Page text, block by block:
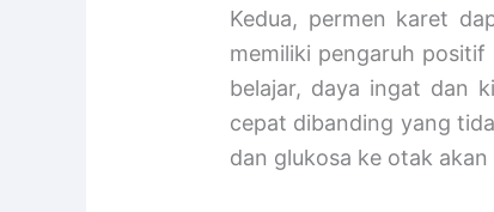
Kedua, permen karet
memiliki pengaruh
belajar, daya ingat dan
cepat dibanding yang
dan glukosa ke otak